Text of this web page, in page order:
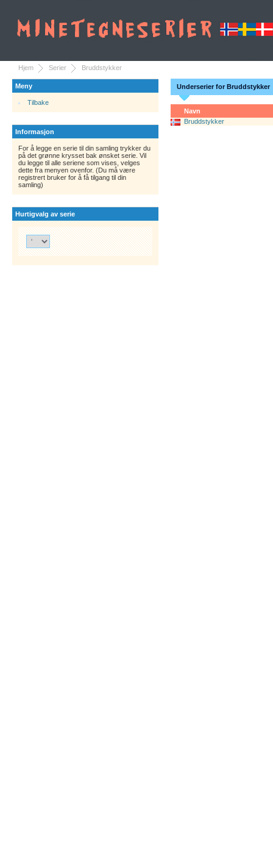
Hjem Serier Bruddstykker
Meny
Tilbake
Informasjon
For å legge en serie til din samling trykker du
på det grønne krysset bak ønsket serie. Vil
du legge til alle seriene som vises, velges
dette fra menyen ovenfor. (Du må være
registrert bruker for å få tilgang til din
samling)
Hurtigvalg av serie
Underserier for Bruddstykker
Navn
Bruddstykker